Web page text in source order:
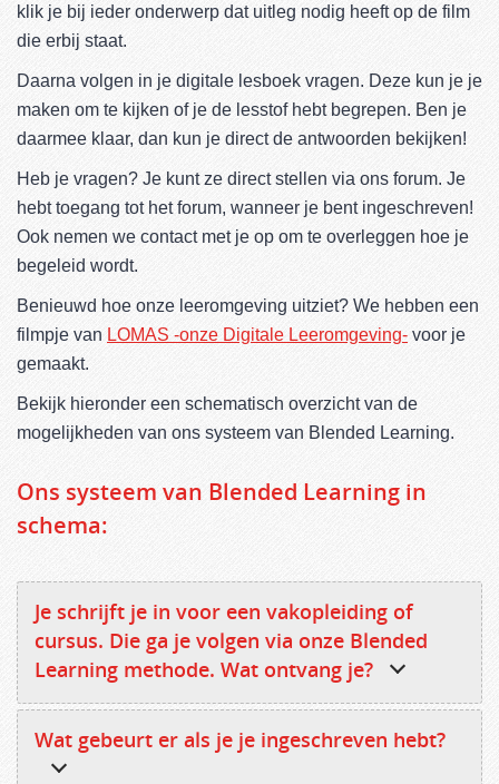
klik je bij ieder onderwerp dat uitleg nodig heeft op de film
die erbij staat.
Daarna volgen in je digitale lesboek vragen. Deze kun je je
maken om te kijken of je de lesstof hebt begrepen. Ben je
daarmee klaar, dan kun je direct de antwoorden bekijken!
Heb je vragen? Je kunt ze direct stellen via ons forum. Je
hebt toegang tot het forum, wanneer je bent ingeschreven!
Ook nemen we contact met je op om te overleggen hoe je
begeleid wordt.
Benieuwd hoe onze leeromgeving uitziet? We hebben een
filmpje van LOMAS -onze Digitale Leeromgeving- voor je
gemaakt.
Bekijk hieronder een schematisch overzicht van de
mogelijkheden van ons systeem van Blended Learning.
Ons systeem van Blended Learning in
schema:
Je schrijft je in voor een vakopleiding of
cursus. Die ga je volgen via onze Blended
Learning methode. Wat ontvang je?
Wat gebeurt er als je je ingeschreven hebt?